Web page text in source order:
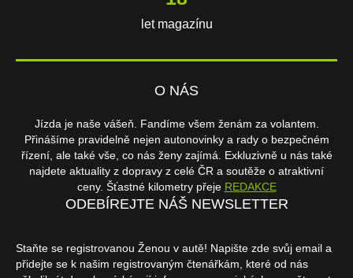
let magazínu
O NÁS
Jízda je naše vášeň. Fandíme všem ženám za volantem.
Přinášíme pravidelně nejen autonovinky a rady o bezpečném
řízení, ale také vše, co nás ženy zajímá. Exkluzivně u nás také
najdete aktuality z dopravy z celé ČR a soutěže o atraktivní
ceny. Šťastné kilometry přeje REDAKCE
ODEBÍREJTE NÁŠ NEWSLETTER
Staňte se registrovanou Ženou v autě! Napište zde svůj email a
přidejte se k našim registrovaným čtenářkám, které od nás